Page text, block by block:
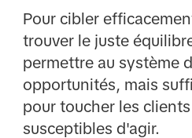
Pour cibler
trouver le juste
permettre au système
opportunités, mais
pour toucher les
susceptibles d'agir.